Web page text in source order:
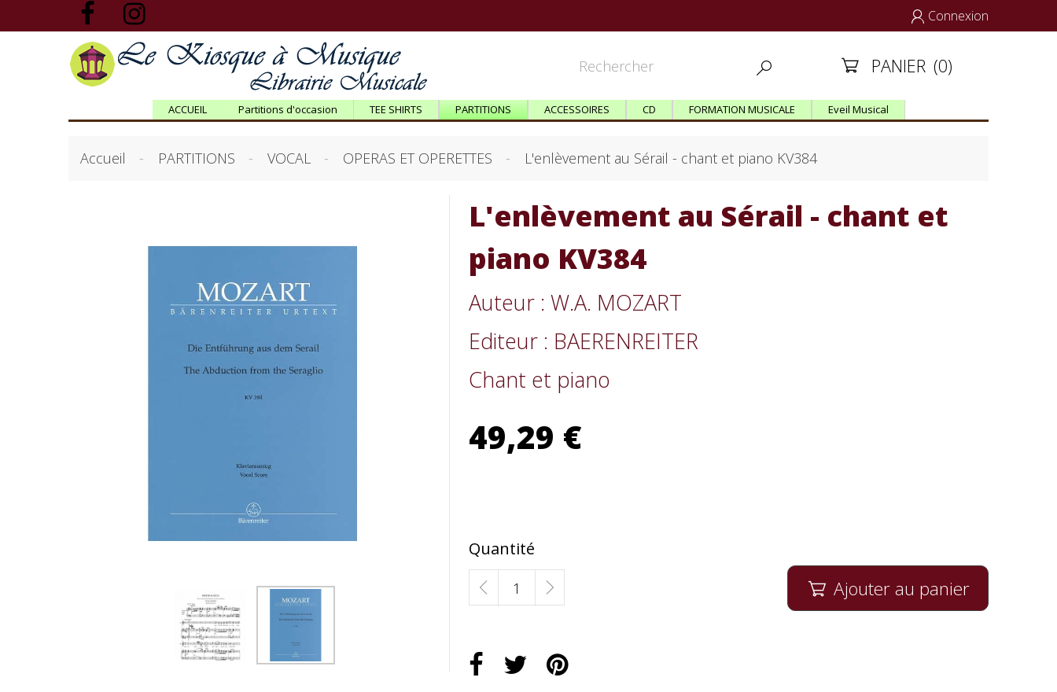
 Connexion
  PANIER (0)
ACCUEIL Partitions d'occasion TEE SHIRTS PARTITIONS ACCESSOIRES CD FORMATION MUSICALE Eveil Musical
Accueil PARTITIONS VOCAL OPERAS ET OPERETTES L'enlèvement au Sérail - chant et piano KV384
L'enlèvement au Sérail - chant et
piano KV384
Auteur : W.A. MOZART
Editeur : BAERENREITER
Chant et piano
49,29 €
Quantité
 Ajouter au panier